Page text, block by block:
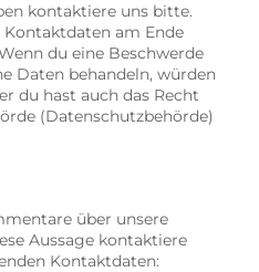
kontaktiere uns bitte.
am Ende
du eine Beschwerde
Daten behandeln, würden
du hast auch das Recht
(Datenschutzbehörde)
über unsere
Aussage kontaktiere
Kontaktdaten: